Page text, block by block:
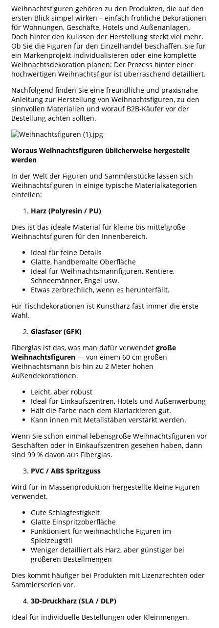
Weihnachtsfiguren gehören zu den Produkten, die auf den
ersten Blick simpel wirken – einfach fröhliche Dekorationen
für Wohnungen, Geschäfte, Hotels und Außenanlagen.
Doch hinter den Kulissen der Herstellung steckt viel mehr.
Ob Sie die Figuren für den Einzelhandel beschaffen, sie für
ein Markenprojekt individualisieren oder eine komplette
Weihnachtsdekoration planen: Der Prozess hinter einer
hochwertigen Weihnachtsfigur ist überraschend detailliert.
Nachfolgend finden Sie eine freundliche und praxisnahe
Anleitung zur Herstellung von Weihnachtsfiguren, zu den
sinnvollen Materialien und worauf B2B-Käufer vor der
Bestellung achten sollten.
Woraus Weihnachtsfiguren üblicherweise hergestellt
werden
In der Welt der Figuren und Sammlerstücke lassen sich
Weihnachtsfiguren in einige typische Materialkategorien
einteilen:
Harz (Polyresin / PU)
Dies ist das ideale Material für kleine bis mittelgroße
Weihnachtsfiguren für den Innenbereich.
Ideal für feine Details
Glatte, handbemalte Oberfläche
Ideal für Weihnachtsmannfiguren, Rentiere,
Schneemänner, Engel usw.
Etwas zerbrechlich, wenn es herunterfällt.
Für Tischdekorationen ist Kunstharz fast immer die erste
Wahl.
Glasfaser (GFK)
Fiberglas ist das, was man dafür verwendet große
Weihnachtsfiguren— von einem 60 cm großen
Weihnachtsmann bis hin zu 2 Meter hohen
Außendekorationen.
Leicht, aber robust
Ideal für Einkaufszentren, Hotels und Außenwerbung
Hält die Farbe nach dem Klarlackieren gut.
Kann innen mit Metallstäben verstärkt werden.
Wenn Sie schon einmal lebensgroße Weihnachtsfiguren vor
Geschäften oder in Einkaufszentren gesehen haben, dann
sind 99 % davon aus Fiberglas.
PVC / ABS Spritzguss
Wird für in Massenproduktion hergestellte kleine Figuren
verwendet.
Gute Schlagfestigkeit
Glatte Einspritzoberfläche
Funktioniert für weihnachtliche Figuren im
Spielzeugstil
Weniger detailliert als Harz, aber günstiger bei
größeren Bestellmengen
Dies kommt häufiger bei Produkten mit Lizenzrechten oder
Sammlerserien vor.
3D-Druckharz (SLA / DLP)
Ideal für individuelle Bestellungen oder Kleinmengen.